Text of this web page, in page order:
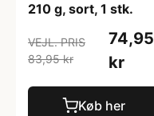
210 g, sort, 1 stk.
VEJL. PRIS
83,95 kr
74,95
kr
Køb her